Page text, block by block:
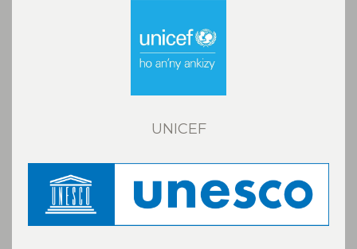
UNICEF